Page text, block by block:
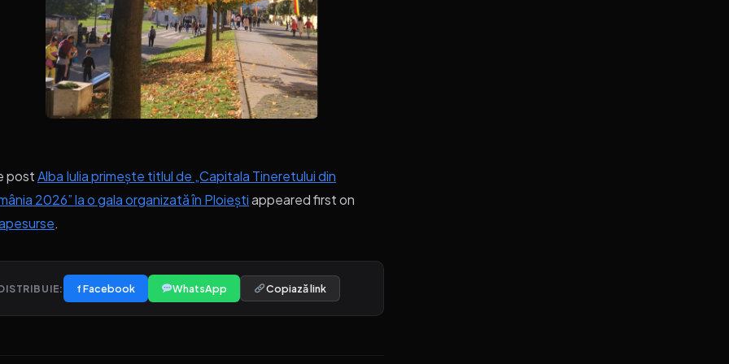
postAlba Iulia primește titlul de „Capitala Tineretului din
2026” la o gala organizată în Ploieștiappeared first on
.
f Facebook WhatsApp Copiază link